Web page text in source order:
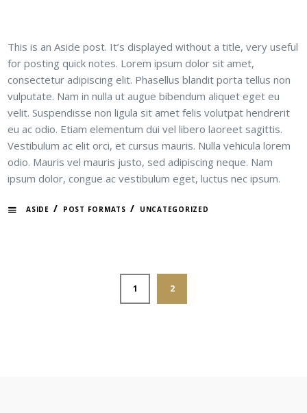
This is an Aside post. It’s displayed without a title, very useful
for posting quick notes. Lorem ipsum dolor sit amet,
consectetur adipiscing elit. Phasellus blandit porta tellus non
vulputate. Nam in nulla ut augue bibendum aliquet eget eu
velit. Suspendisse non ligula sit amet felis volutpat hendrerit
eu ac odio. Etiam elementum dui vel libero laoreet sagittis.
Vestibulum ac elit orci, et cursus mauris. Nulla vehicula lorem
odio. Mauris vel mauris justo, sed adipiscing neque. Nam
ipsum dolor, congue ac vestibulum eget, luctus nec ipsum.
ASIDE / POST FORMATS / UNCATEGORIZED
1 2